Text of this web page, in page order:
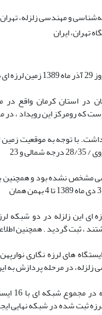
و مهندسی زلزله،
تهران، ایران
در استان کرمان واقع
که رومرکز این رویداد ،
با توجه به موقعیت زمین
و 23
مشخص نشده بود و همچنین
ای این زلزله در دو شبکه
های لرزه نگاری
در مرحله پردازش به
داده